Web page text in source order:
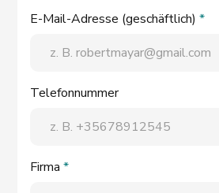
E-Mail-Adresse (geschäftlich)*
Telefonnummer
Firma*